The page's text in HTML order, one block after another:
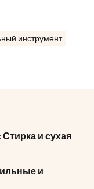
инструмент
и сухая
и